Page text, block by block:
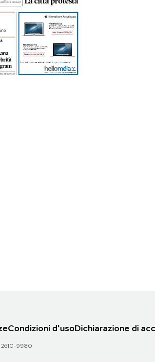
Condizioni d'usoDichiarazione di
2610-9980